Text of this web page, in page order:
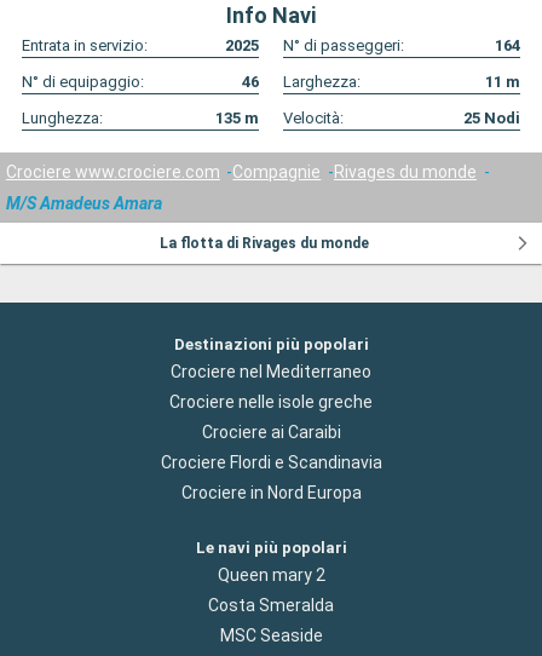
Info Navi
Entrata in servizio: 2025 N° di passeggeri:
164
N° di equipaggio:
46 Larghezza: 11 m
Lunghezza:
135 m Velocità: 25 Nodi
Crociere www.crociere.com Compagnie
Rivages du monde
M/S Amadeus Amara
La flotta di Rivages du monde
Destinazioni più popolari
Crociere nel Mediterraneo
Crociere nelle isole greche
Crociere ai Caraibi
Crociere Flordi e Scandinavia
Crociere in Nord Europa
Le navi più popolari
Queen mary 2
Costa Smeralda
MSC Seaside